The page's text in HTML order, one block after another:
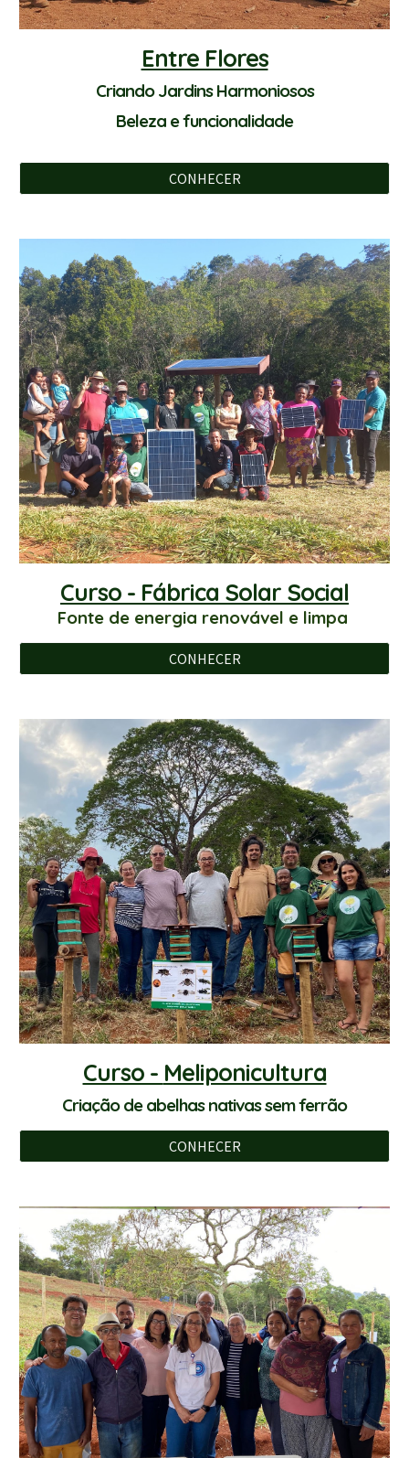
Entre Flores
Criando Jardins Harmoniosos
Beleza e funcionalidade
CONHECER
Curso - Fábrica Solar Social
Fonte de energia renovável e limpa
CONHECER
Curso - Meliponicultura
Criação de abelhas nativas sem ferrão
CONHECER